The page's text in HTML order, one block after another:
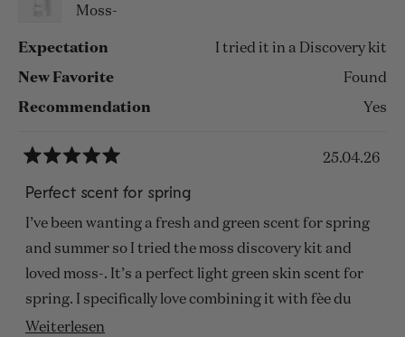
Moss-
Expectation I tried it in a Discovery kit
New Favorite Found
Recommendation Yes
5
von
5
Sternen
bewertet
25.04.26
Perfect scent for spring
I’ve been wanting a fresh and green scent for spring
and summer so I tried the moss discovery kit and
loved moss-. It’s a perfect light green skin scent for
spring. I specifically love combining it with fèe du
sucre by Odette parfum co, to create a sweeter green
Weiterlesen